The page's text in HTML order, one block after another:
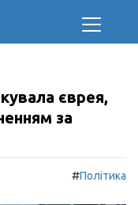
єврея,
за
#Політика